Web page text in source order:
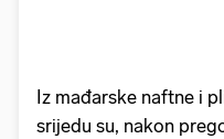
Iz mađarske naftne i
srijedu su, nakon